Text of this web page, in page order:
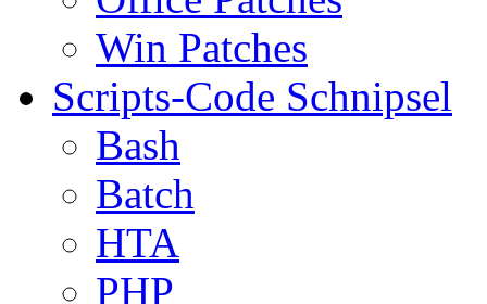
Win Patches
Scripts-Code Schnipsel
Bash
Batch
HTA
PHP